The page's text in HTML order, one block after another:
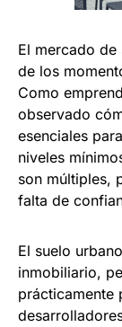
El mercado de
de los
Como
observado
esenciales
niveles
son múltiples,
falta de
El suelo
inmobiliario,
prácticamente